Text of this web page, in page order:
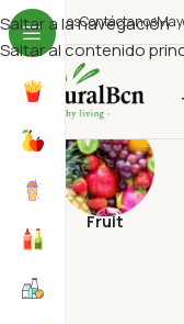
Saltar a la navegación
Saltar al contenido
SomosContáctanos
Fruit